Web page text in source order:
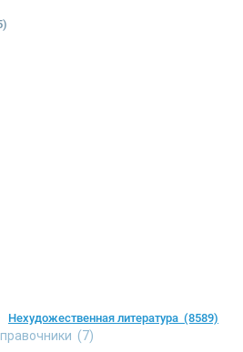
Нехудожественная литература (8589)
(7)